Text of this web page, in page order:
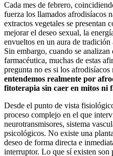
Cada mes de febrero,
fuerza los llamados afrodisíacos
extractos vegetales se presentan
mejorar el deseo sexual, la
envueltos en un aura de tradición
Sin embargo, cuando se
farmacéutica, muchas de estas
pregunta no es si los
entendemos realmente por
fitoterapia sin caer en mitos ni
Desde el punto de vista
proceso complejo en el que
neurotransmisores, sistema
psicológicos. No existe una
deseo de forma directa e
interruptor. Lo que sí existen son